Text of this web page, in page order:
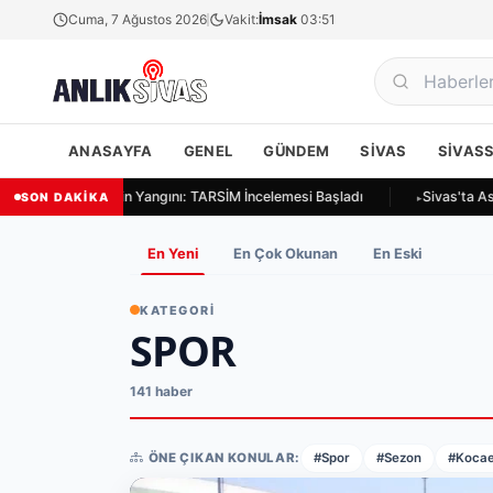
Cuma, 7 Ağustos 2026 Vakit:İmsak 03:51
ANASAYFA GENEL GÜNDEM SIVAS
SON DAKİKA
Ulukapı'da Ekin Yangını: TARSİM İncelemesi Başladı Sivas'ta
En Yeni En Çok Okunan En Eski
KATEGORI
SPOR
141 haber
ÖNE ÇIKAN KONULAR: #Spor #Sezon